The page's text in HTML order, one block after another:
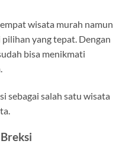
wisata murah namun
yang tepat. Dengan
bisa menikmati
sebagai salah satu wisata